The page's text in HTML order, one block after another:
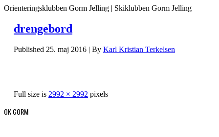
Orienteringsklubben Gorm Jelling | Skiklubben Gorm Jelling
drengebord
Published 25. maj 2016 | By Karl Kristian Terkelsen
Full size is 2992 × 2992 pixels
OK GORM